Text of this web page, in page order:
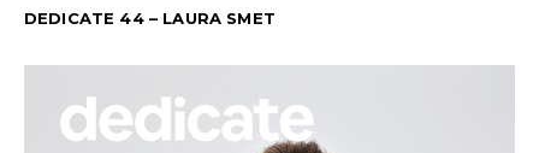
DEDICATE 44 – LAURA SMET